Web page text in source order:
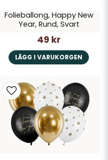
Folieballong, Happy New
Year, Rund, Svart
49 kr
LÄGG I VARUKORGEN